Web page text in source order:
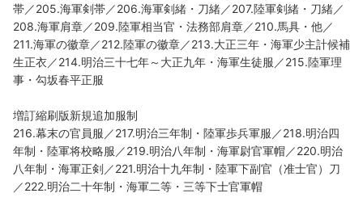
帯／205.海軍剣帯／206.海軍剣緒・刀緒／207.陸軍剣緒・刀緒／
208.海軍肩章／209.陸軍相当官・法務部肩章／210.馬具・他／
211.海軍の徽章／212.陸軍の徽章／213.大正三年・海軍少主計候補
生正衣／214.明治三十七年～大正九年・海軍生徒服／215.陸軍理
事・勾坂春平正服
増訂縮刷版新規追加服制
216.幕末の官員服／217.明治三年制・陸軍歩兵軍服／218.明治四
年制・陸軍将校略服／219.明治八年制・海軍尉官軍帽／220.明治
八年制・海軍正剣／221.明治十九年制・陸軍下副官（准士官）刀
／222.明治二十年制・海軍二等・三等下士官軍帽